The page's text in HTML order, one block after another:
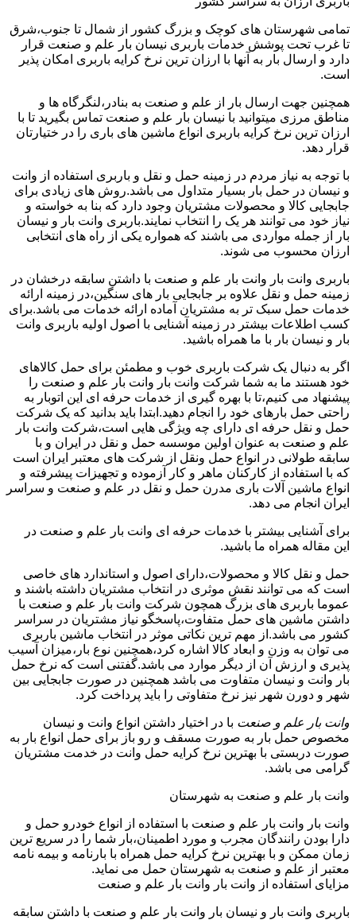
تمامی شهرستان های کوچک و بزرگ کشور از شمال تا جنوب،شرق
تا غرب تحت پوشش خدمات باربری نیسان بار علم و صنعت قرار
دارد و ارسال بار به آنها با ارزان ترین نرخ کرایه باربری امکان پذیر
است.
همچنین جهت ارسال بار از علم و صنعت به بنادر،لنگرگاه ها و
مناطق مرزی میتوانید با نیسان بار علم و صنعت تماس بگیرید تا با
ارزان ترین نرخ کرایه باربری انواع ماشین های باری را در ختیارتان
قرار دهد.
با توجه به نیاز مردم در زمینه حمل و نقل و باربری استفاده از وانت
و نیسان در حمل بار بسیار متداول می باشد.روش های زیادی برای
جابجایی کالا و محصولات مشتریان وجود دارد که بنا به خواسته و
نیاز خود می توانند هر یک را انتخاب نمایند.باربری وانت بار و نیسان
بار از جمله مواردی می باشند که همواره یکی از راه های انتخابی
ارزان محسوب می شوند.
باربری وانت بار وانت بار علم و صنعت با داشتن سابقه درخشان در
زمینه حمل و نقل علاوه بر جابجایی بار های سنگین،در زمینه ارائه
خدمات حمل سبک تر به مشتریان آماده ارائه خدمات می باشد.برای
کسب اطلاعات بیشتر در زمینه آشنایی با اصول اولیه باربری وانت
بار و نیسان بار با ما همراه باشید.
اگر به دنبال یک شرکت باربری خوب و مطمئن برای حمل کالاهای
خود هستند ما به شما شرکت وانت بار وانت بار علم و صنعت را
پیشنهاد می کنیم،تا با بهره گیری از خدمات حرفه ای این اتوبار به
راحتی حمل بارهای خود را انجام دهید.ابتدا باید بدانید که یک شرکت
حمل و نقل حرفه ای دارای چه ویژگی هایی است،شرکت وانت بار
علم و صنعت به عنوان اولین موسسه حمل و نقل در ایران و با
سابقه طولانی در انواع حمل ونقل از شرکت های معتبر ایران است
که با استفاده از کارکنان ماهر و کار آزموده و تجهیزات پیشرفته و
انواع ماشین آلات باری مدرن حمل و نقل در علم و صنعت و سراسر
ایران انجام می دهد.
برای آشنایی بیشتر با خدمات حرفه ای وانت بار علم و صنعت در
این مقاله همراه ما باشید.
حمل و نقل کالا و محصولات،دارای اصول و استاندارد های خاصی
است که می توانند نقش موثری در انتخاب مشتریان داشته باشند و
عموما باربری های بزرگ همچون شرکت وانت بار علم و صنعت با
داشتن ماشین های حمل متفاوت،پاسخگو نیاز مشتریان در سراسر
کشور می باشد.از مهم ترین نکاتی موثر در انتخاب ماشین باربری
می توان به وزن و ابعاد کالا اشاره کرد،همچنین نوع بار،میزان آسیب
پذیری و ارزش آن از دیگر موارد می باشد.گفتنی است که نرخ حمل
بار وانت و نیسان متفاوت می باشد همچنین در صورت جابجایی بین
شهر و دورن شهر نیز نرخ متفاوتی را باید پرداخت کرد.
وانت بار علم و صنعت با در اختیار داشتن انواع وانت و نیسان
مخصوص حمل بار به صورت مسقف و رو باز برای حمل انواع بار به
صورت دربستی با بهترین نرخ کرایه حمل وانت در خدمت مشتریان
گرامی می باشد.
وانت بار علم و صنعت به شهرستان
وانت بار وانت بار علم و صنعت با استفاده از انواع خودرو حمل و
دارا بودن رانندگان مجرب و مورد اطمینان،بار شما را در سریع ترین
زمان ممکن و با بهترین نرخ کرایه حمل همراه با بارنامه و بیمه نامه
معتبر از علم و صنعت به شهرستان حمل می نماید.
مزایای استفاده از وانت بار وانت بار علم و صنعت
باربری وانت بار و نیسان بار وانت بار علم و صنعت با داشتن سابقه